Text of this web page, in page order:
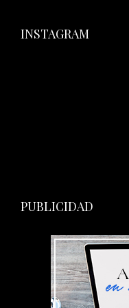
INSTAGRAM
PUBLICIDAD